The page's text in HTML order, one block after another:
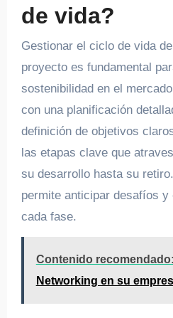
de vida?
Gestionar el ciclo de vida
proyecto es fundamental
sostenibilidad en el
con una planificación
definición de objetivos
las etapas clave que
su desarrollo hasta su
permite anticipar desafíos
cada fase.
Contenido recomendado:
Networking en su